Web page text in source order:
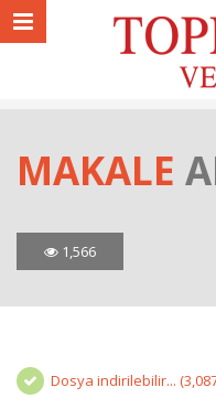
MAKALE
1,566
Dosya indirilebilir...